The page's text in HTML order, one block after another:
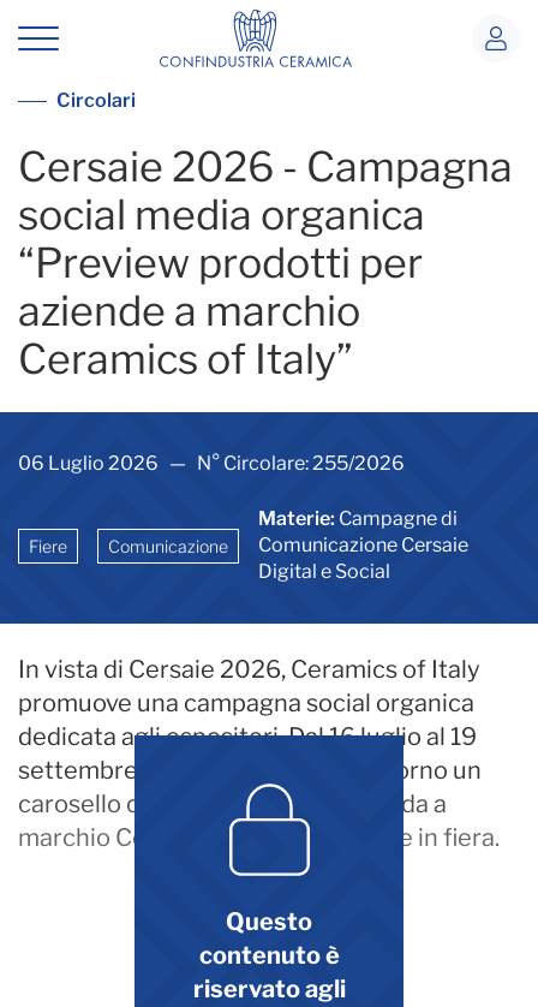
Cersaie 2026 - Campagna social
Vedi tutte le circolari
Circolari
Cersaie 2026 - Campagna
social media organica
“Preview prodotti per
aziende a marchio
Ceramics of Italy”
06 Luglio 2026 — N° Circolare: 255/2026
Fiere Comunicazione
Materie: Campagne di
Comunicazione Cersaie
Digital e Social
Questo
contenuto è
riservato agli
In vista di Cersaie 2026, Ceramics of Italy
promuove una campagna social organica
dedicata agli espositori. Dal 16 luglio al 19
settembre sarà pubblicato ogni giorno un
carosello con i prodotti di un'azienda a
marchio Ceramics of Italy presente in fiera.